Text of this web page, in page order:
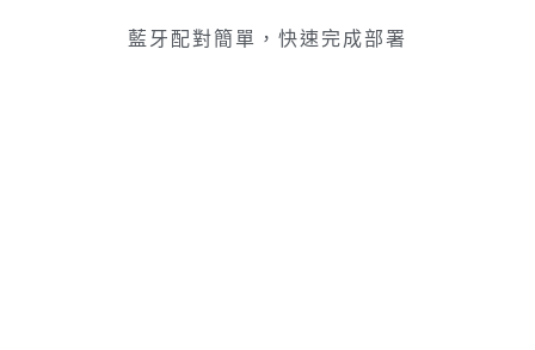
藍牙配對簡單，快速完成部署